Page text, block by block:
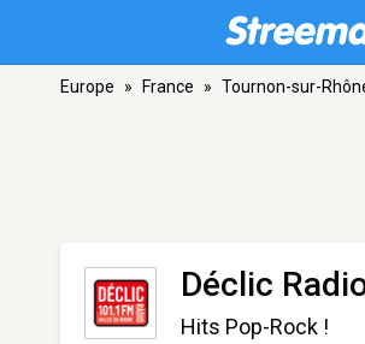
Europe » France » Tournon-sur-
Déclic
Hits Pop-Rock !